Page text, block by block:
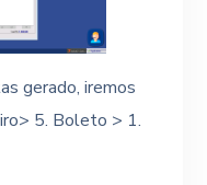
gerado, iremos
5. Boleto > 1.